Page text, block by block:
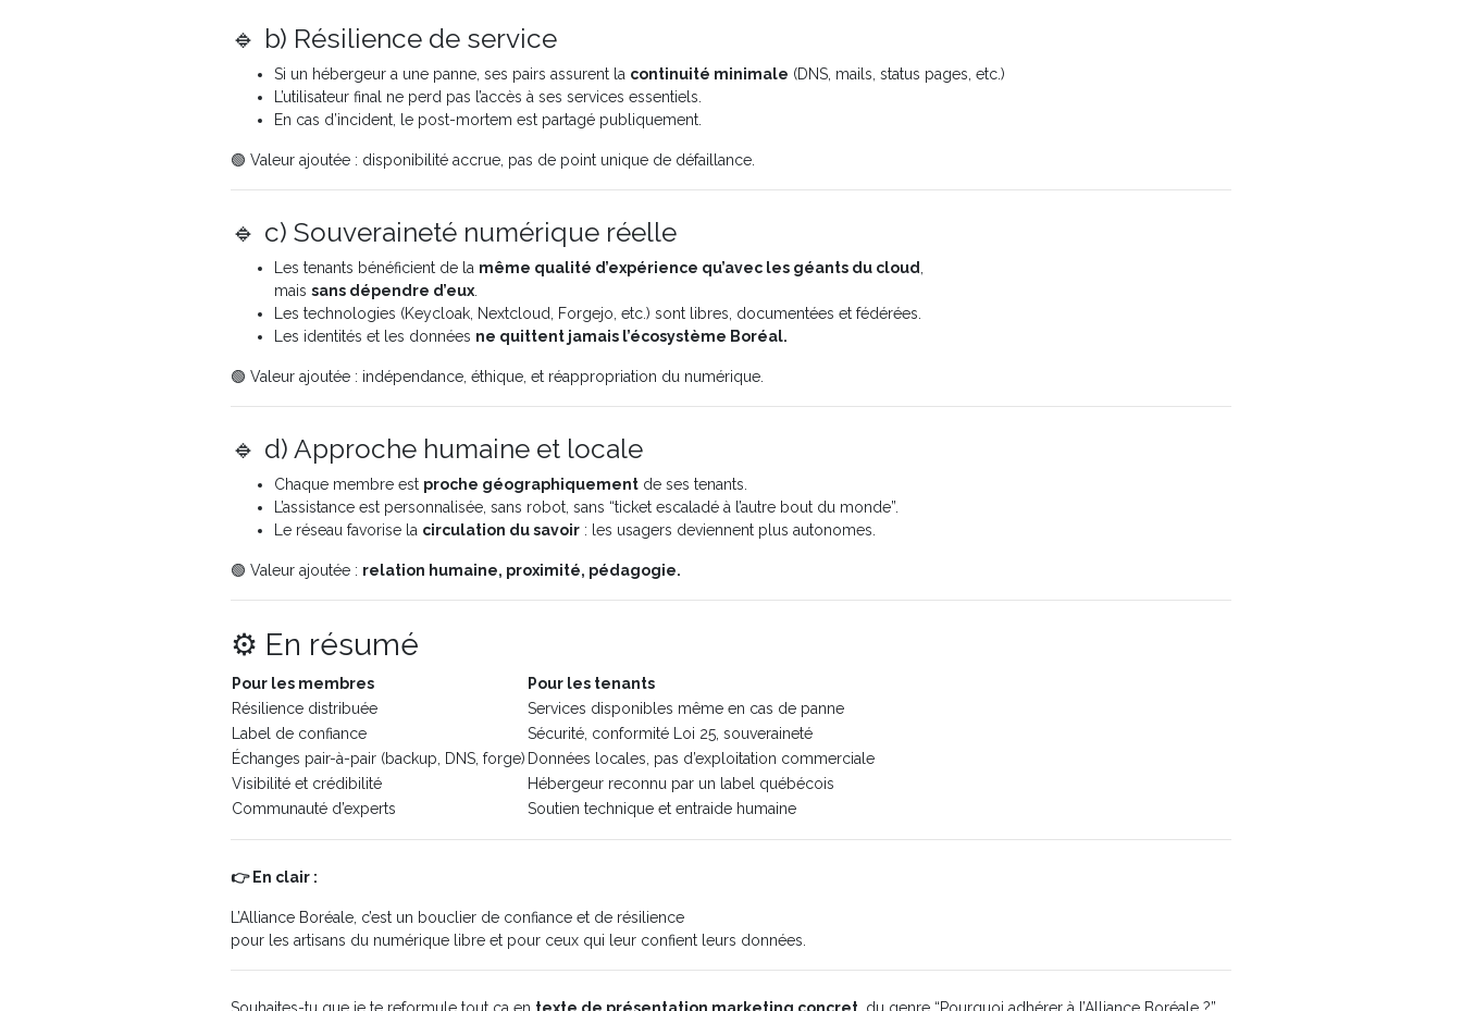
🔹 b) Résilience de service
Si un hébergeur a une panne, ses pairs assurent la continuité minimale (DNS, mails, status pages, etc.)
L’utilisateur final ne perd pas l’accès à ses services essentiels.
En cas d’incident, le post-mortem est partagé publiquement.
🟢 Valeur ajoutée : disponibilité accrue, pas de point unique de défaillance.
🔹 c) Souveraineté numérique réelle
Les tenants bénéficient de la même qualité d’expérience qu’avec les géants du cloud
mais sans dépendre d’eux
Les technologies (Keycloak, Nextcloud, Forgejo, etc.) sont libres, documentées et fédérées.
Les identités et les données ne quittent jamais l’écosystème Boréal.
🟢 Valeur ajoutée : indépendance, éthique, et réappropriation du numérique.
🔹 d) Approche humaine et locale
Chaque membre est proche géographiquement de ses tenants.
L’assistance est personnalisée, sans robot, sans “ticket escaladé à l’autre bout du monde”.
Le réseau favorise la circulation du savoir : les usagers deviennent plus autonomes.
🟢 Valeur ajoutée : relation humaine, proximité, pédagogie.
⚙️ En résumé
Pour les membres
Pour les tenants
Résilience distribuée
Services disponibles même en cas de panne
Label de confiance
Sécurité, conformité Loi 25, souveraineté
Échanges pair-à-pair (backup, DNS, forge) Données locales, pas d’exploitation commerciale
Visibilité et crédibilité
Hébergeur reconnu par un label québécois
Communauté d’experts
Soutien technique et entraide humaine
👉 En clair :
L’Alliance Boréale, c’est un bouclier de confiance et de résilience
pour les artisans du numérique libre et pour ceux qui leur confient leurs données.